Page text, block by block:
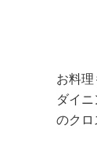
お料
ダイ
のクロ